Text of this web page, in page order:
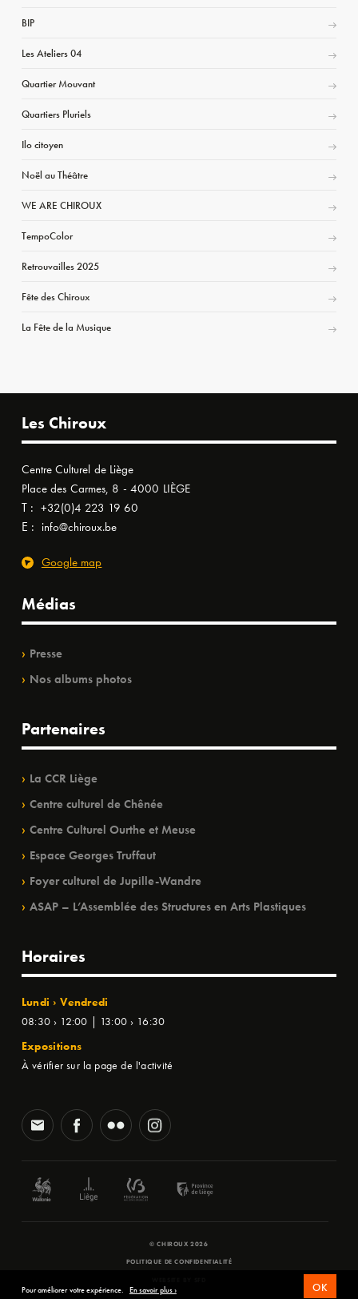
BIP
Les Ateliers 04
Quartier Mouvant
Quartiers Pluriels
Ilo citoyen
Noël au Théâtre
WE ARE CHIROUX
TempoColor
Retrouvailles 2025
Fête des Chiroux
La Fête de la Musique
Les Chiroux
Centre Culturel de Liège
Place des Carmes, 8 - 4000 LIÈGE
T : +32(0)4 223 19 60
E : info@chiroux.be
Google map
Médias
Presse
Nos albums photos
Partenaires
La CCR Liège
Centre culturel de Chênée
Centre Culturel Ourthe et Meuse
Espace Georges Truffaut
Foyer culturel de Jupille-Wandre
ASAP – L’Assemblée des Structures en Arts Plastiques
Horaires
Lundi › Vendredi
08:30 › 12:00 | 13:00 › 16:30
Expositions
À vérifier sur la page de l'activité
© CHIROUX 2026
POLITIQUE DE CONFIDENTIALITÉ
Pour améliorer votre expérience. En savoir plus › OK